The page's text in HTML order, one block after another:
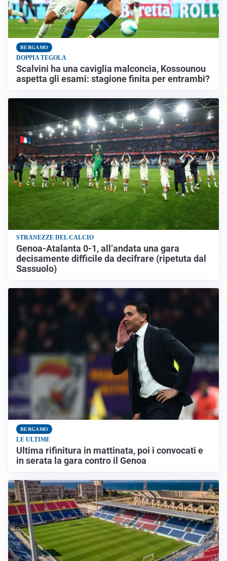
BERGAMO
DOPPIA TEGOLA
Scalvini ha una caviglia malconcia, Kossounou
aspetta gli esami: stagione finita per entrambi?
STRANEZZE DEL CALCIO
Genoa-Atalanta 0-1, all’andata una gara
decisamente difficile da decifrare (ripetuta dal
Sassuolo)
BERGAMO
LE ULTIME
Ultima rifinitura in mattinata, poi i convocati e
in serata la gara contro il Genoa